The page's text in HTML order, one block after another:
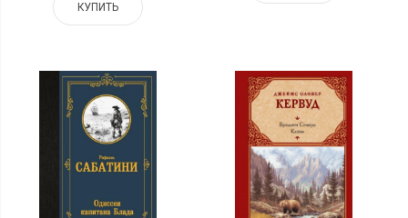
КУПИТЬ